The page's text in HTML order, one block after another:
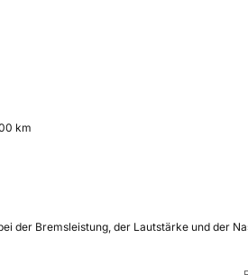
km
der Bremsleistung, der Lautstärke und der